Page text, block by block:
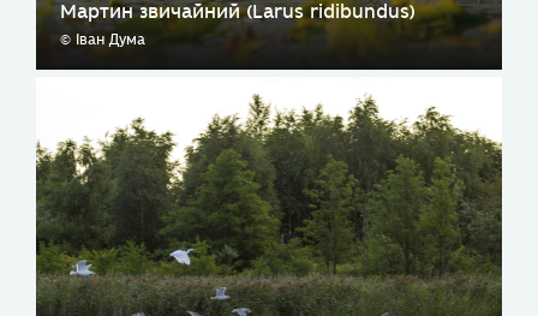
Мартин звичайний (Larus ridibundus)
© Іван Дума